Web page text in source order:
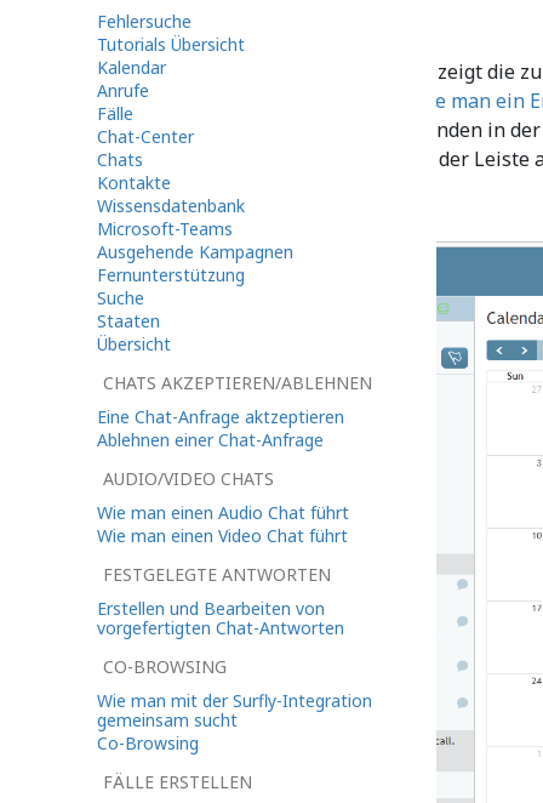
Ein Panel auf der rechten Seite zeigt die
Wie man ein
Kontaktinformationen Ihres Kunden in
werden diese Informationen in der Leiste
Fehlersuche
Tutorials Übersicht
Kalendar
Anrufe
Fälle
Chat-Center
Chats
Kontakte
Wissensdatenbank
Microsoft-Teams
Ausgehende Kampagnen
Fernunterstützung
Suche
Staaten
Übersicht
CHATS AKZEPTIEREN/ABLEHNEN
Eine Chat-Anfrage aktzeptieren
Ablehnen einer Chat-Anfrage
AUDIO/VIDEO CHATS
Wie man einen Audio Chat führt
Wie man einen Video Chat führt
FESTGELEGTE ANTWORTEN
Erstellen und Bearbeiten von
vorgefertigten Chat-Antworten
CO-BROWSING
Wie man mit der Surfly-Integration
gemeinsam sucht
Co-Browsing
FÄLLE ERSTELLEN